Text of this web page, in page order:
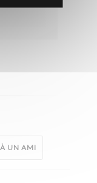
UN AMI